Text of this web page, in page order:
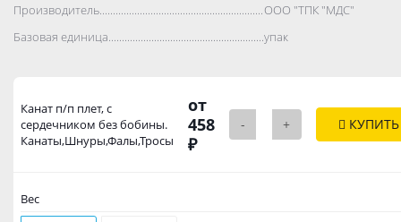
Производитель..................................................................................
ООО "ТПК "МДС"
Базовая единица..................................................................................
упак
Канат п/п плет, с
сердечником без бобины.
Канаты,Шнуры,Фалы,Тросы
от
458
₽
- + КУПИТЬ
Вес